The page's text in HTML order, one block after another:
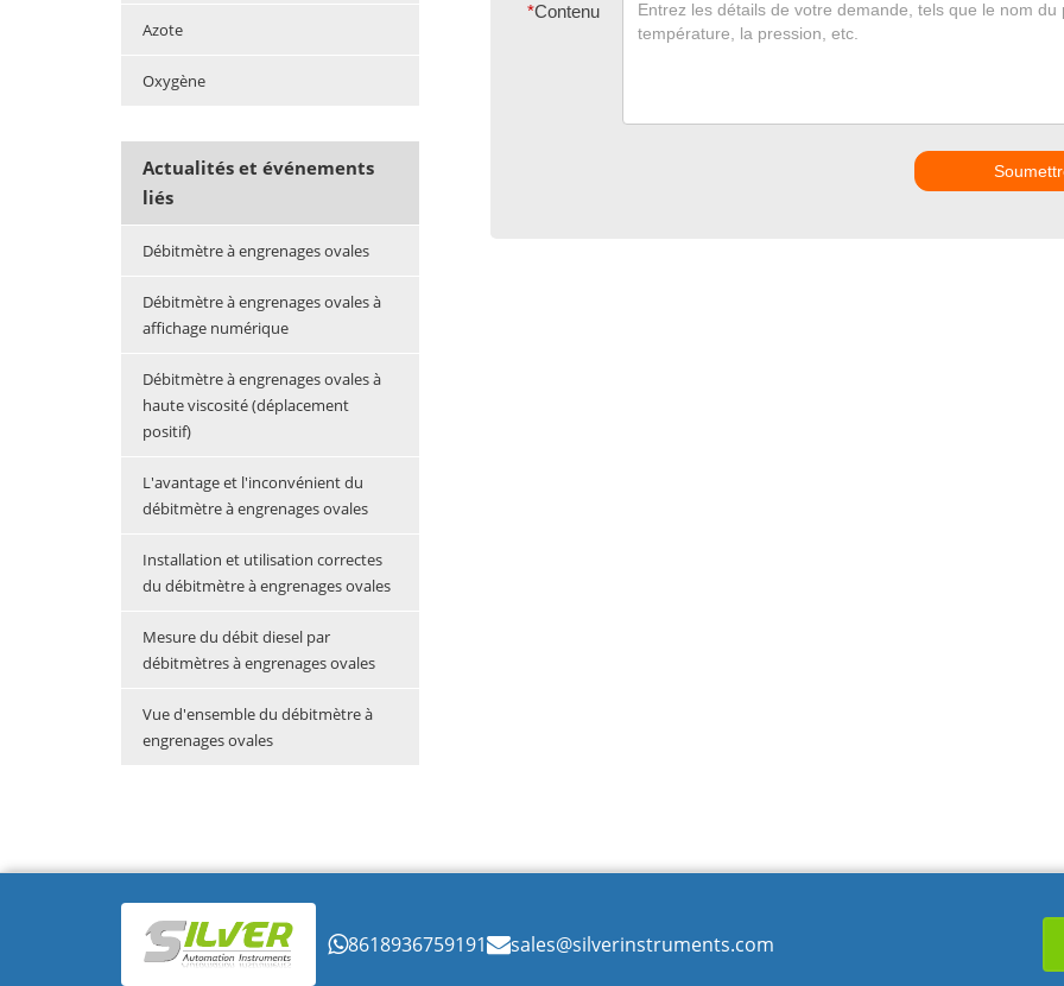
Azote
Oxygène
Actualités et événements
liés
Débitmètre à engrenages ovales
Débitmètre à engrenages ovales à
affichage numérique
Débitmètre à engrenages ovales à
haute viscosité (déplacement
positif)
L'avantage et l'inconvénient du
débitmètre à engrenages ovales
Installation et utilisation correctes
du débitmètre à engrenages ovales
Mesure du débit diesel par
débitmètres à engrenages ovales
Vue d'ensemble du débitmètre à
engrenages ovales
*Contenu
8618936759191 sales@silverinstruments.com